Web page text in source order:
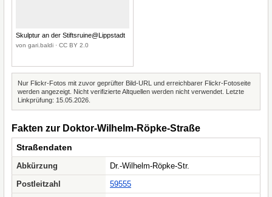
Skulptur an der Stiftsruine@Lippstadt
von gari.baldi · CC BY 2.0
Nur Flickr-Fotos mit zuvor geprüfter Bild-URL und erreichbarer Flickr-Fotoseite
werden angezeigt. Nicht verifizierte Altquellen werden nicht verwendet. Letzte
Linkprüfung: 15.05.2026.
Fakten zur Doktor-Wilhelm-Röpke-Straße
Straßendaten
Abkürzung
Dr.-Wilhelm-Röpke-Str.
Postleitzahl
59555